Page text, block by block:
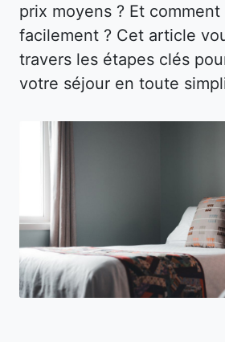
prix moyens ? Et
facilement ? Cet article
travers les étapes clés
votre séjour en toute